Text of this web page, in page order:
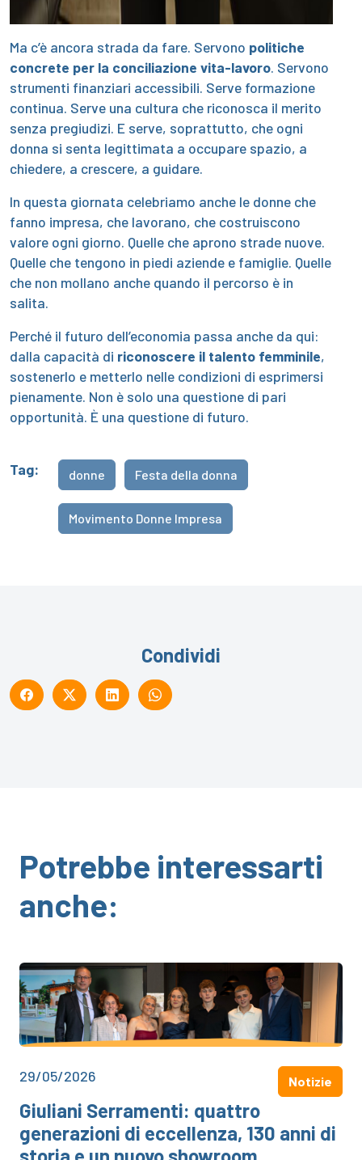
Ma c’è ancora strada da fare. Servono politiche
concrete per la conciliazione vita-lavoro. Servono
strumenti finanziari accessibili. Serve formazione
continua. Serve una cultura che riconosca il merito
senza pregiudizi. E serve, soprattutto, che ogni
donna si senta legittimata a occupare spazio, a
chiedere, a crescere, a guidare.
In questa giornata celebriamo anche le donne che
fanno impresa, che lavorano, che costruiscono
valore ogni giorno. Quelle che aprono strade nuove.
Quelle che tengono in piedi aziende e famiglie. Quelle
che non mollano anche quando il percorso è in
salita.
Perché il futuro dell’economia passa anche da qui:
dalla capacità di riconoscere il talento femminile,
sostenerlo e metterlo nelle condizioni di esprimersi
pienamente. Non è solo una questione di pari
opportunità. È una questione di futuro.
Tag: donne Festa della donna
Movimento Donne Impresa
Condividi
Potrebbe interessarti
anche:
29/05/2026 Notizie
Giuliani Serramenti: quattro
generazioni di eccellenza, 130 anni di